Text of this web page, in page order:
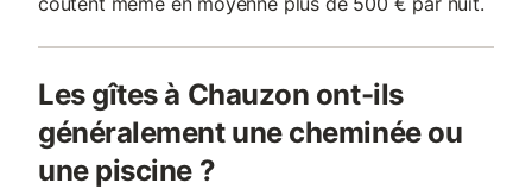
Les gîtes à Chauzon ont-ils
généralement une cheminée ou
une piscine ?